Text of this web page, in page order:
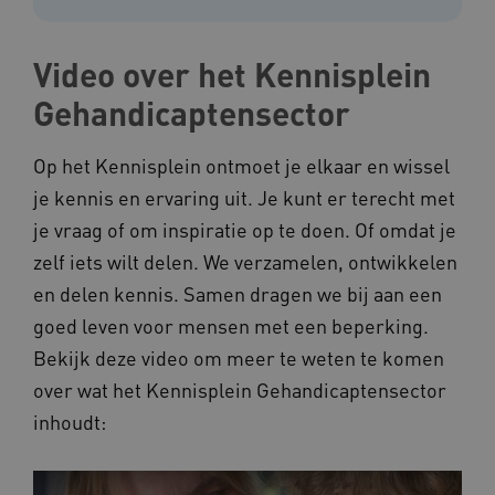
Video over het Kennisplein
Gehandicaptensector
Op het Kennisplein ontmoet je elkaar en wissel
je kennis en ervaring uit. Je kunt er terecht met
je vraag of om inspiratie op te doen. Of omdat je
zelf iets wilt delen. We verzamelen, ontwikkelen
en delen kennis. Samen dragen we bij aan een
goed leven voor mensen met een beperking.
Bekijk deze video om meer te weten te komen
over wat het Kennisplein Gehandicaptensector
inhoudt: